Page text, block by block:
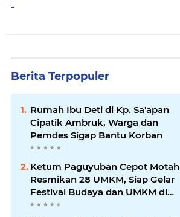
-
Berita Terpopuler
Rumah Ibu Deti di Kp. Sa'apan
Cipatik Ambruk, Warga dan
Pemdes Sigap Bantu Korban
Ketum Paguyuban Cepot Motah
Resmikan 28 UMKM, Siap Gelar
Festival Budaya dan UMKM di
Jalan Braga